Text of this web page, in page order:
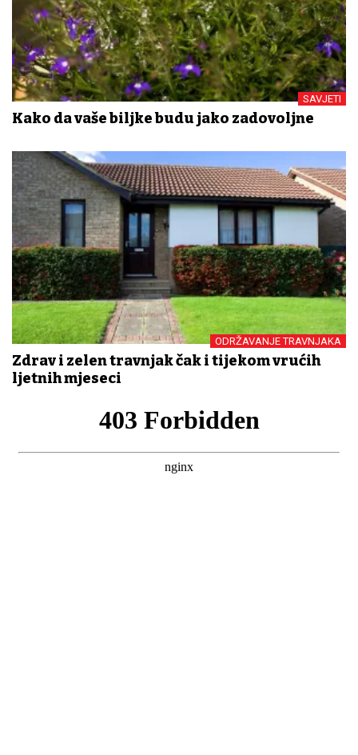
SAVJETI
Kako da vaše biljke budu jako zadovoljne
ODRŽAVANJE TRAVNJAKA
Zdrav i zelen travnjak čak i tijekom vrućih
ljetnih mjeseci